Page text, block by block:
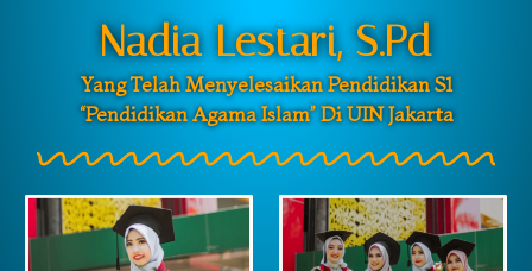
Nadia Lestari, S.Pd
Yang Telah Menyelesaikan Pendidikan S1
“Pendidikan Agama Islam” Di UIN Jakarta